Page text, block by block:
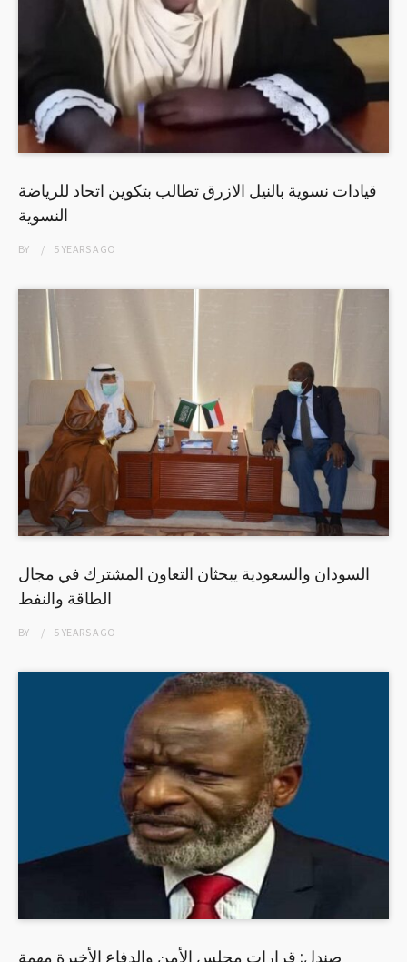
قيادات نسوية بالنيل الازرق تطالب بتكوين اتحاد للرياضة
النسوية
BY 5 YEARSAGO
السودان والسعودية يبحثان التعاون المشترك في مجال
الطاقة والنفط
BY 5 YEARSAGO
صندل: قرارات مجلس الأمن والدفاع الأخيرة مهمة